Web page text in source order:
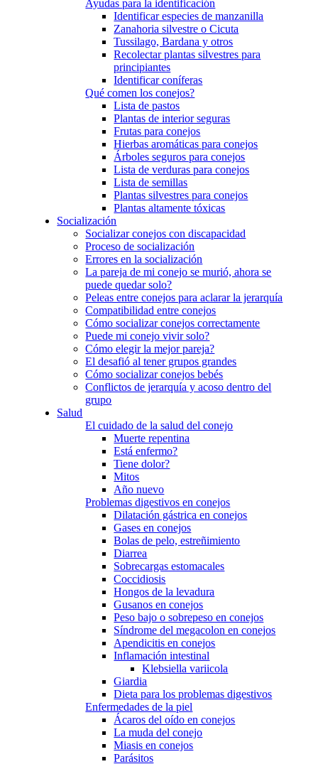
Ayudas para la identificación
Identificar especies de manzanilla
Zanahoria silvestre o Cicuta
Tussilago, Bardana y otros
Recolectar plantas silvestres para
principiantes
Identificar coníferas
Qué comen los conejos?
Lista de pastos
Plantas de interior seguras
Frutas para conejos
Hierbas aromáticas para conejos
Árboles seguros para conejos
Lista de verduras para conejos
Lista de semillas
Plantas silvestres para conejos
Plantas altamente tóxicas
Socialización
Socializar conejos con discapacidad
Proceso de socialización
Errores en la socialización
La pareja de mi conejo se murió, ahora se
puede quedar solo?
Peleas entre conejos para aclarar la jerarquía
Compatibilidad entre conejos
Cómo socializar conejos correctamente
Puede mi conejo vivir solo?
Cómo elegir la mejor pareja?
El desafió al tener grupos grandes
Cómo socializar conejos bebés
Conflictos de jerarquía y acoso dentro del
grupo
Salud
El cuidado de la salud del conejo
Muerte repentina
Está enfermo?
Tiene dolor?
Mitos
Año nuevo
Problemas digestivos en conejos
Dilatación gástrica en conejos
Gases en conejos
Bolas de pelo, estreñimiento
Diarrea
Sobrecargas estomacales
Coccidiosis
Hongos de la levadura
Gusanos en conejos
Peso bajo o sobrepeso en conejos
Síndrome del megacolon en conejos
Apendicitis en conejos
Inflamación intestinal
Klebsiella variicola
Giardia
Dieta para los problemas digestivos
Enfermedades de la piel
Ácaros del oído en conejos
La muda del conejo
Miasis en conejos
Parásitos